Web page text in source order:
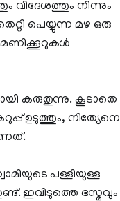
വിദേശത്തും നിന്നും
പെയ്യുന്ന മഴ ഒരു
മണിക്കൂറുകള്‍
കരുതുന്നു. കൂടാതെ
ഉടുത്തും, നിത്യേനെ
പള്ളിയുള്ള
ഇവിടുത്തെ ഭസ്മവും